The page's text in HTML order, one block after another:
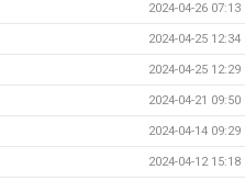
2024-04-26 07:13
2024-04-25 12:34
2024-04-25 12:29
2024-04-21 09:50
2024-04-14 09:29
2024-04-12 15:18